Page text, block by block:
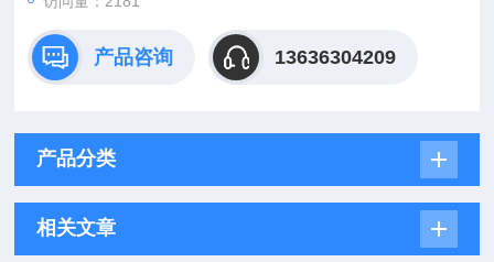
产品咨询 13636304209
产品分类
相关文章